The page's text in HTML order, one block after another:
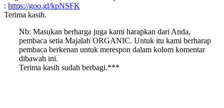
: https://goo.gl/kpNSFK
Terima kasih.
Nb: Masukan berharga juga kami harapkan dari Anda,
pembaca setia Majalah ORGANIC. Untuk itu kami berharap
pembaca berkenan untuk merespon dalam kolom komentar
dibawah ini.
Terima kasih sudah berbagi.***